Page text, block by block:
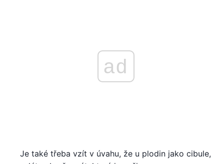
ad
Je také třeba vzít v úvahu, že u plodin jako cibule,